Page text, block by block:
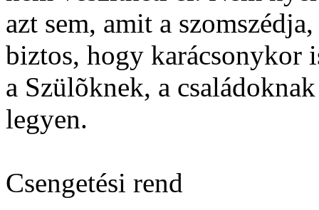
azt sem, amit a
biztos, hogy karácsonykor
a Szülõknek, a
legyen.
Csengetési rend